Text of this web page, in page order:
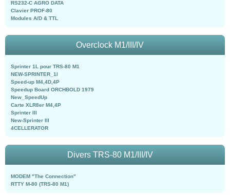
RS232-C AGRO DATA
Clavier PROF-80
Modules A/D & TTL
Overclock M1/III/IV
Sprinter 1L pour TRS-80 M1
NEW-SPRINTER_1l
Speed-up M4,4D,4P
Speedup Board ORCHBOLD 1979
New_SpeedUp
Carte XLR8er M4,4P
Sprinter III
New-Sprinter III
4CELLERATOR
Divers TRS-80 M1/III/IV
MODEM "The Connection"
RTTY M-80 (TRS-80 M1)